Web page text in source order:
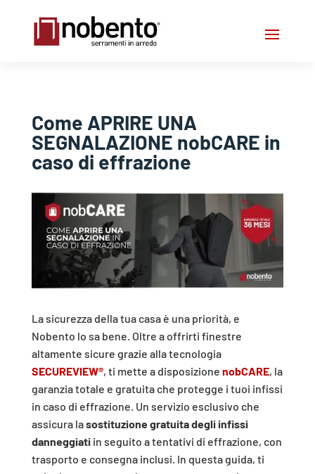
Come APRIRE UNA
SEGNALAZIONE nobCARE in
caso di effrazione
La sicurezza della tua casa è una priorità, e
Nobento lo sa bene. Oltre a offrirti finestre
altamente sicure grazie alla tecnologia
SECUREVIEW®, ti mette a disposizione nobCARE, la
garanzia totale e gratuita che protegge i tuoi infissi
in caso di effrazione. Un servizio esclusivo che
assicura lasostituzione gratuita degli infissi
danneggiatiin seguito a tentativi di effrazione, con
trasporto e consegna inclusi. In questa guida, ti